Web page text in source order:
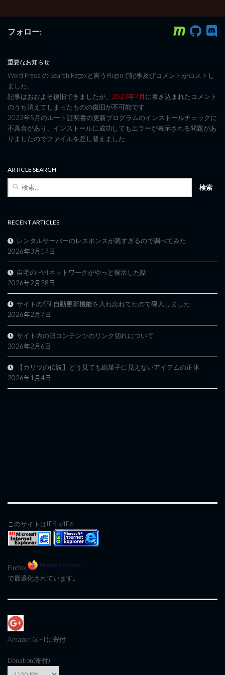
フォロー:
重要なお知らせ
Word Press の Search Regexと言うPluginで記事及びコメントがロストし
ました。
記事はおおよそ復旧できましたが、 2023年7月に書き込まれたコメント
のうち消えてしまったものの復旧が不可能です
2023年5月のルート証明書の更新プログラムのインストールチェックに
不具合があり、インストールに成功してもエラーが表示される問題があ
りましたのでファイルを差し替えました
ARTICLE SEARCH
検
RECENT ARTICLES
レンタルサーバーのレスポンスが悪すぎるので調べてみた
2026年3月17日
自宅のIPv4ネットワークがやっと復活した話
2026年2月28日
サイトのSSL自動更新機能を入れ忘れてたので導入しました
2026年2月7日
サイト内の旧コンテンツのリンク切れについて
2026年2月6日
【カリツの伝説】どう見ても綿菓子に見えないアイテムの正体
2026年1月4日
このサイトはIE5.x/IE6
Firefox
で最適化されています。
Amazon GIFTに寄付
Donation(寄付)